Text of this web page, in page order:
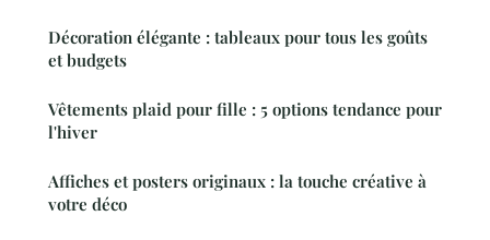
Décoration élégante : tableaux pour tous les goûts
et budgets
Vêtements plaid pour fille : 5 options tendance pour
l'hiver
Affiches et posters originaux : la touche créative à
votre déco